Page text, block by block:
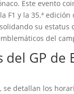
Este evento
F1 y la 35.ª edición
su estatus
del
del GP de
se detallan los